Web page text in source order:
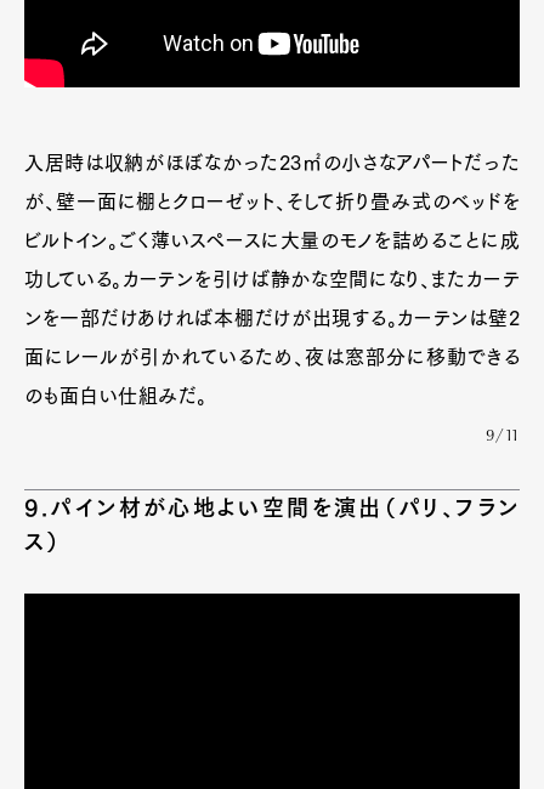
Pen Membership
Magazine
Official Columnist
About
Pen Meet
Pen international Pen tw
入居時は収納がほぼなかった23㎡の小さなアパートだった
が、壁一面に棚とクローゼット、そして折り畳み式のベッドを
ビルトイン。ごく薄いスペースに大量のモノを詰めることに成
功している。カーテンを引けば静かな空間になり、またカーテ
ンを一部だけあければ本棚だけが出現する。カーテンは壁2
面にレールが引かれているため、夜は窓部分に移動できる
のも面白い仕組みだ。
9/11
9.パイン材が心地よい空間を演出（パリ、フラン
ス）